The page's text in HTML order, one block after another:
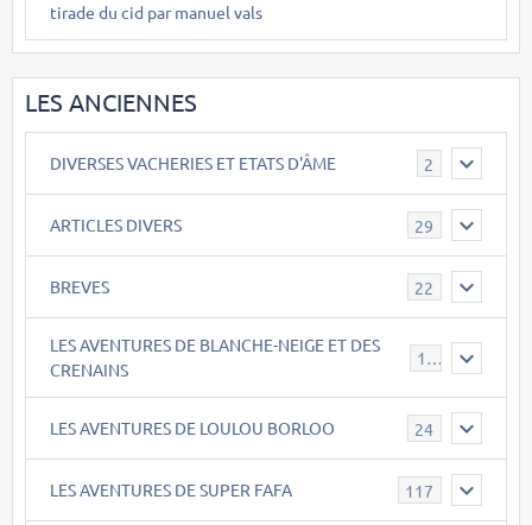
tirade du cid par manuel vals
LES ANCIENNES
DIVERSES VACHERIES ET ETATS D'ÂME 2
ARTICLES DIVERS 29
BREVES 22
LES AVENTURES DE BLANCHE-NEIGE ET DES
CRENAINS
17
LES AVENTURES DE LOULOU BORLOO 24
LES AVENTURES DE SUPER FAFA 117